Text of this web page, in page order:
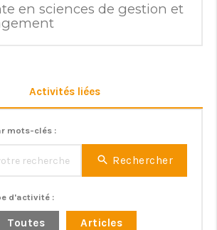
en sciences de gestion et
Activités liées
mots-clés :
Rechercher
d'activité :
Toutes Articles